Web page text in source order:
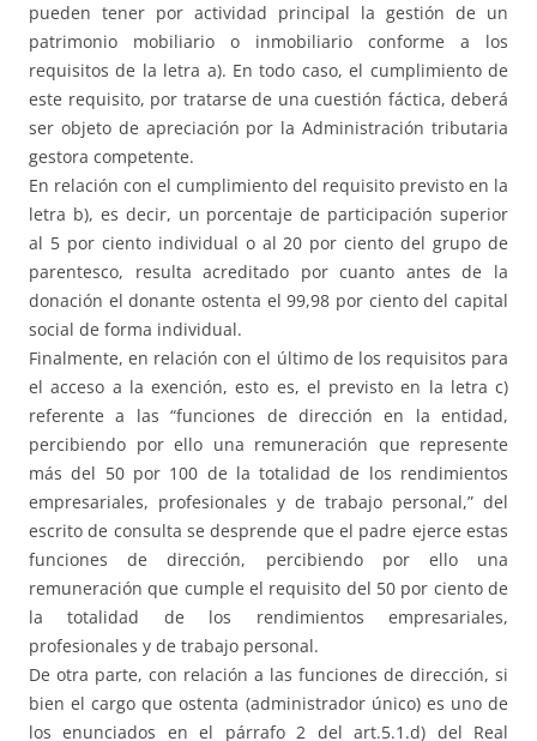
pueden tener por actividad principal la gestión de un
patrimonio mobiliario o inmobiliario conforme a los
requisitos de la letra a). En todo caso, el cumplimiento de
este requisito, por tratarse de una cuestión fáctica, deberá
ser objeto de apreciación por la Administración tributaria
gestora competente.
En relación con el cumplimiento del requisito previsto en la
letra b), es decir, un porcentaje de participación superior
al 5 por ciento individual o al 20 por ciento del grupo de
parentesco, resulta acreditado por cuanto antes de la
donación el donante ostenta el 99,98 por ciento del capital
social de forma individual.
Finalmente, en relación con el último de los requisitos para
el acceso a la exención, esto es, el previsto en la letra c)
referente a las “funciones de dirección en la entidad,
percibiendo por ello una remuneración que represente
más del 50 por 100 de la totalidad de los rendimientos
empresariales, profesionales y de trabajo personal,” del
escrito de consulta se desprende que el padre ejerce estas
funciones de dirección, percibiendo por ello una
remuneración que cumple el requisito del 50 por ciento de
la totalidad de los rendimientos empresariales,
profesionales y de trabajo personal.
De otra parte, con relación a las funciones de dirección, si
bien el cargo que ostenta (administrador único) es uno de
los enunciados en el párrafo 2 del art.5.1.d) del Real